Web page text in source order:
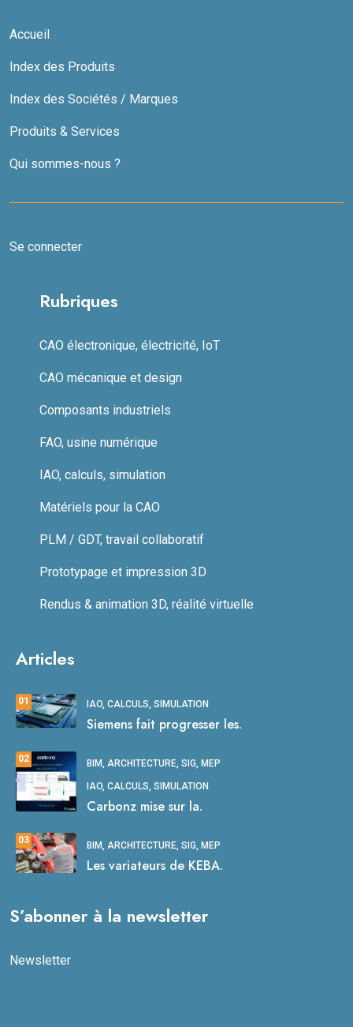
Accueil
Index des Produits
Index des Sociétés / Marques
Produits & Services
Qui sommes-nous ?
Se connecter
Rubriques
CAO électronique, électricité, IoT
CAO mécanique et design
Composants industriels
FAO, usine numérique
IAO, calculs, simulation
Matériels pour la CAO
PLM / GDT, travail collaboratif
Prototypage et impression 3D
Rendus & animation 3D, réalité virtuelle
Articles
01 IAO, CALCULS, SIMULATION
Siemens fait progresser les.
02 BIM, ARCHITECTURE, SIG, MEP
IAO, CALCULS, SIMULATION
Carbonz mise sur la.
03 BIM, ARCHITECTURE, SIG, MEP
Les variateurs de KEBA.
S’abonner à la newsletter
Newsletter